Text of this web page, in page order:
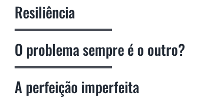
Resiliência
O problema sempre é o outro?
A perfeição imperfeita